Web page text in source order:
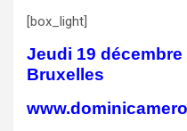
[box_light]
Jeudi 19 décembre
Bruxelles